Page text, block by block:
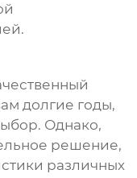
долгие годы,
Однако,
решение,
различных